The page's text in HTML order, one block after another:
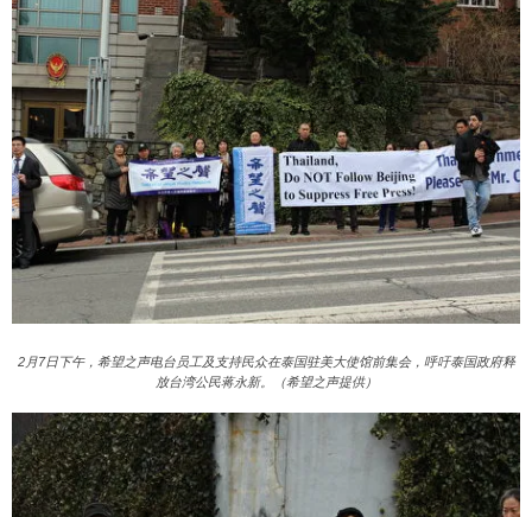
2月7日下午，希望之声电台员工及支持民众在泰国驻美大使馆前集会，呼吁泰国政府释
放台湾公民蒋永新。（希望之声提供）